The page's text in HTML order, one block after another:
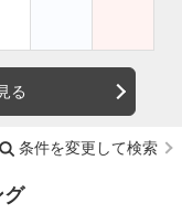
る
条件を変更して検索
グ